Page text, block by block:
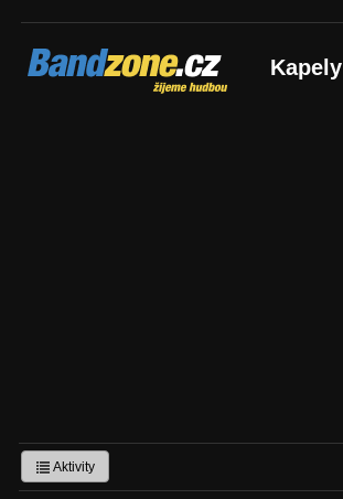
Bandzone.cz
žijeme hudbou Kapely
Aktivity